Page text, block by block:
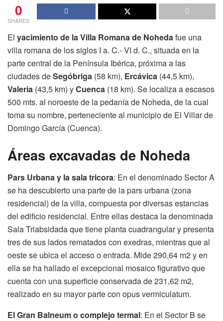
0
SHARES
El yacimiento de la Villa Romana de Nohedafue una
villa romana de los siglos I a. C.- VI d. C., situada en la
parte central de la Península Ibérica, próxima a las
ciudades deSegóbriga (58 km), Ercávica (44,5 km),
Valeria (43,5 km) yCuenca (18 km). Se localiza a escasos
500 mts. al noroeste de la pedanía de Noheda, de la cual
toma su nombre, perteneciente al municipio de El Villar de
Domingo García (Cuenca).
Áreas excavadas de Noheda
Pars Urbana y la sala tricora: En el denominado Sector A
se ha descubierto una parte de la pars urbana (zona
residencial) de la villa, compuesta por diversas estancias
del edificio residencial. Entre ellas destaca la denominada
Sala Triabsidada que tiene planta cuadrangular y presenta
tres de sus lados rematados con exedras, mientras que al
oeste se ubica el acceso o entrada. Mide 290,64 m2 y en
ella se ha hallado el excepcional mosaico figurativo que
cuenta con una superficie conservada de 231,62 m2,
realizado en su mayor parte con opus vermiculatum.
El Gran Balneum o complejo termal: En el Sector B se